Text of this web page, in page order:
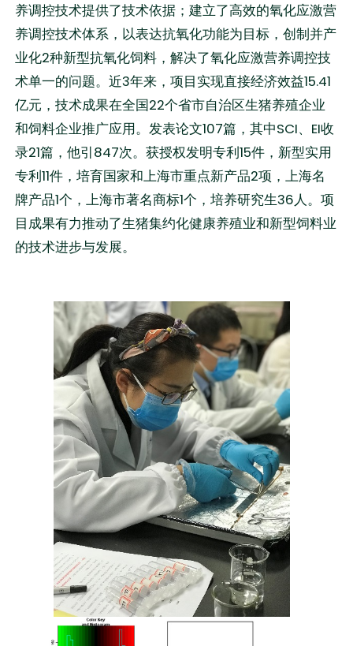
养调控技术提供了技术依据；建立了高效的氧化应激营
养调控技术体系，以表达抗氧化功能为目标，创制并产
业化2种新型抗氧化饲料，解决了氧化应激营养调控技
术单一的问题。近3年来，项目实现直接经济效益15.41
亿元，技术成果在全国22个省市自治区生猪养殖企业
和饲料企业推广应用。发表论文107篇，其中SCI、EI收
录21篇，他引847次。获授权发明专利15件，新型实用
专利11件，培育国家和上海市重点新产品2项，上海名
牌产品1个，上海市著名商标1个，培养研究生36人。项
目成果有力推动了生猪集约化健康养殖业和新型饲料业
的技术进步与发展。